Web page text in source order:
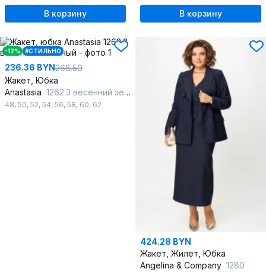
В корзину В корзину
-12% #СТИЛЬНО
236.36 BYN268.59
Жакет, Юбка
Anastasia 1262.3 весенний зеленый
48, 50, 52, 54, 56, 58, 60, 62
424.28 BYN
Жакет, Жилет, Юбка
Angelina & Сompany 1280